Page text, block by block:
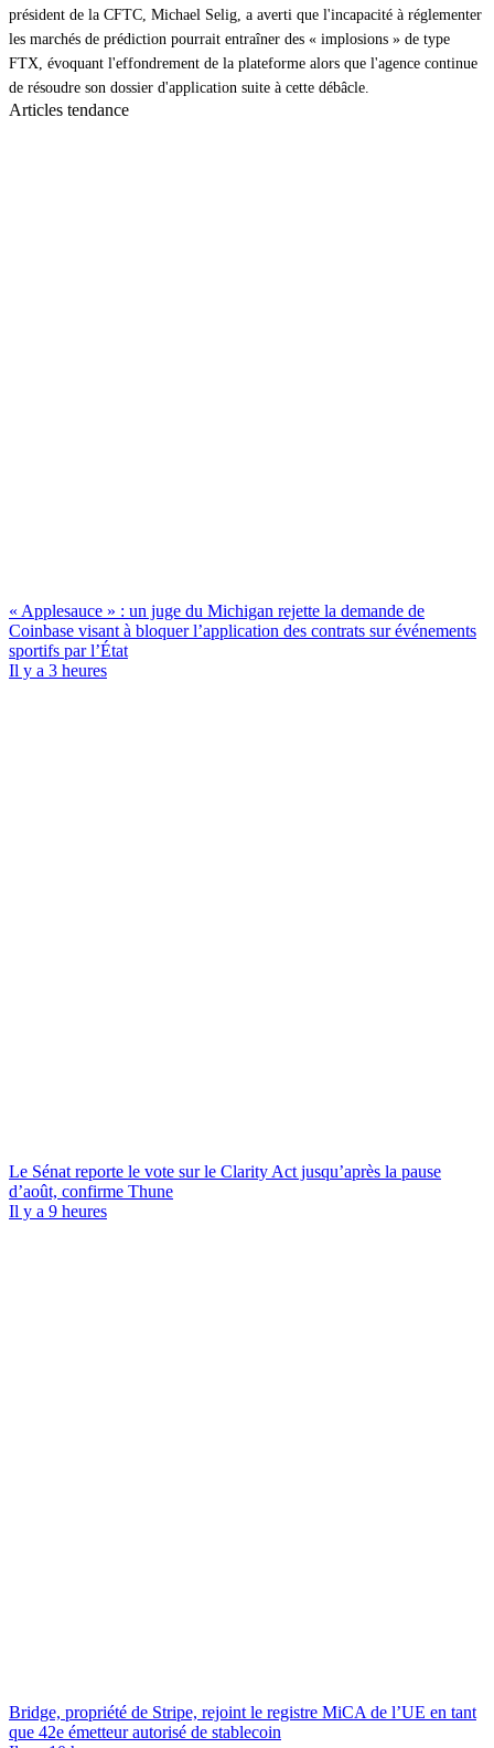
président de la CFTC, Michael Selig, a averti que l'incapacité à réglementer
les marchés de prédiction pourrait entraîner des « implosions » de type
FTX, évoquant l'effondrement de la plateforme alors que l'agence continue
de résoudre son dossier d'application suite à cette débâcle.
Articles tendance
« Applesauce » : un juge du Michigan rejette la demande de
Coinbase visant à bloquer l’application des contrats sur événements
sportifs par l’État
Il y a 3 heures
Le Sénat reporte le vote sur le Clarity Act jusqu’après la pause
d’août, confirme Thune
Il y a 9 heures
Bridge, propriété de Stripe, rejoint le registre MiCA de l’UE en tant
que 42e émetteur autorisé de stablecoin